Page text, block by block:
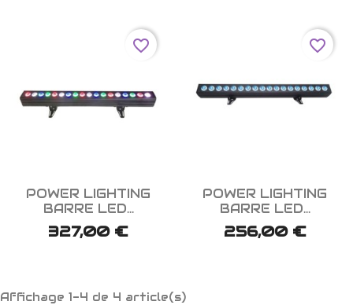
Aperçu rapide
POWER LIGHTING
BARRE LED...
327,00 €
favorite_border
Aperçu rapide
POWER LIGHTING
BARRE LED...
256,00 €
favorite_border
Affichage 1-4 de 4 article(s)